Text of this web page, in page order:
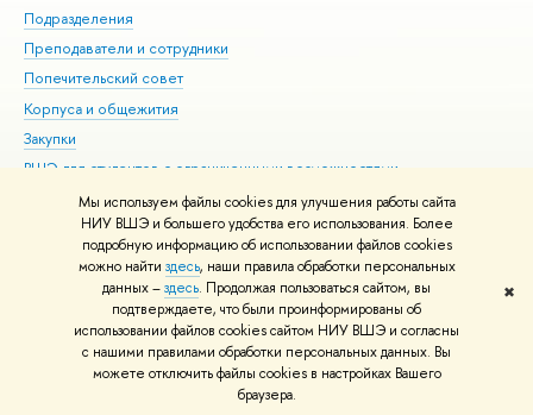
Мы используем файлы cookies для улучшения работы сайта
НИУ ВШЭ и большего удобства его использования. Более
подробную информацию об использовании файлов cookies
можно найти здесь, наши правила обработки персональных
данных –здесь. Продолжая пользоваться сайтом, вы
подтверждаете, что были проинформированы об
использовании файлов cookies сайтом НИУ ВШЭ и согласны
с нашими правилами обработки персональных данных. Вы
можете отключить файлы cookies в настройках Вашего
браузера.
✖
Подразделения
Преподаватели и сотрудники
Попечительский совет
Корпуса и общежития
Закупки
ВШЭ для студентов с ограниченными возможностями
здоровья и инвалидностью
Версия для слабовидящих
Единая платежная страница
© НИУ ВШЭ 1993–2026 Адреса и контакты Условия использования
материалов Политика конфиденциальности Карта сайта
Шрифты HSE Sans и HSE Slab разработаны вШколе дизайна НИУ ВШЭ